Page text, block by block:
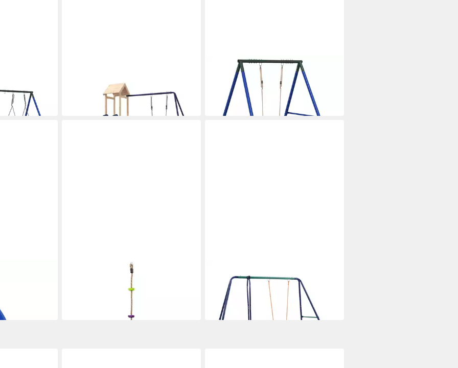
Spielturm Schaukel-Set mit
Schaukelsitz
101,99 €
in 5-6 Werktagen bei dir
Blau
Spielturm Kletterseil Mehrfarbig
10,5 x 10,5 x 201 cm Polyester
in 5-6 Werktagen bei dir
Spielturm Schaukelset mit 3 Sitzen
Stahl
96,99 €
in 5-6 Werktagen bei dir